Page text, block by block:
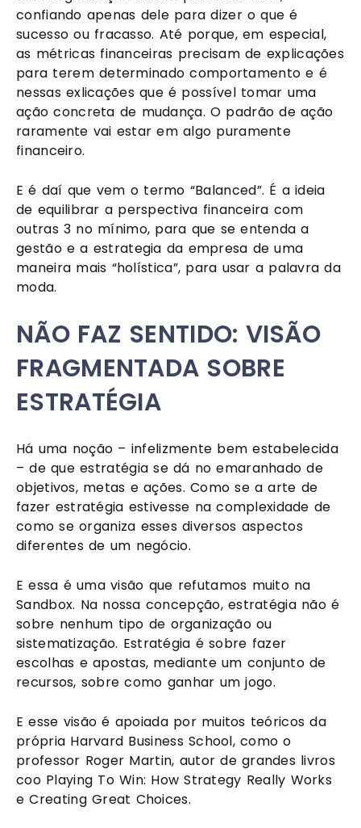
confiando apenas dele para dizer o que é
sucesso ou fracasso. Até porque, em especial,
as métricas financeiras precisam de explicações
para terem determinado comportamento e é
nessas exlicações que é possível tomar uma
ação concreta de mudança. O padrão de ação
raramente vai estar em algo puramente
financeiro.
E é daí que vem o termo “Balanced”. É a ideia
de equilibrar a perspectiva financeira com
outras 3 no mínimo, para que se entenda a
gestão e a estrategia da empresa de uma
maneira mais “holística”, para usar a palavra da
moda.
NÃO FAZ SENTIDO: VISÃO
FRAGMENTADA SOBRE
ESTRATÉGIA
Há uma noção – infelizmente bem estabelecida
– de que estratégia se dá no emaranhado de
objetivos, metas e ações. Como se a arte de
fazer estratégia estivesse na complexidade de
como se organiza esses diversos aspectos
diferentes de um negócio.
E essa é uma visão que refutamos muito na
Sandbox. Na nossa concepção, estratégia não é
sobre nenhum tipo de organização ou
sistematização. Estratégia é sobre fazer
escolhas e apostas, mediante um conjunto de
recursos, sobre como ganhar um jogo.
E esse visão é apoiada por muitos teóricos da
própria Harvard Business School, como o
professor Roger Martin, autor de grandes livros
coo Playing To Win: How Strategy Really Works
e Creating Great Choices.